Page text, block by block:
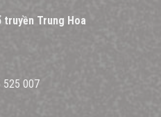
truyền Trung Hoa
525 007